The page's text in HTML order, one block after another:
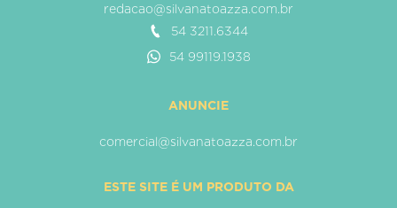
redacao@silvanatoazza.com.br
54 3211.6344
54 99119.1938
ANUNCIE
comercial@silvanatoazza.com.br
ESTE SITE É UM PRODUTO DA